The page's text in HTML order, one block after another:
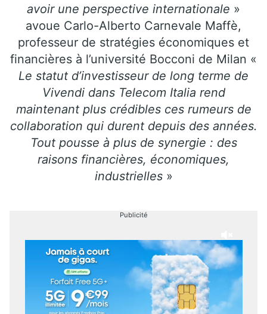
avoir une perspective internationale »
avoue Carlo-Alberto Carnevale Maffè,
professeur de stratégies économiques et
financières à l’université Bocconi de Milan «
Le statut d’investisseur de long terme de
Vivendi dans Telecom Italia rend
maintenant plus crédibles ces rumeurs de
collaboration qui durent depuis des années.
Tout pousse à plus de synergie : des
raisons financières, économiques,
industrielles»
Publicité